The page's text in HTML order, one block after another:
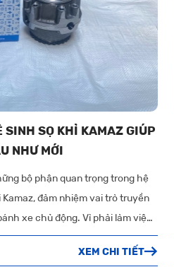
SINH SỌ KHỈ KAMAZ GIÚP
NHƯ MỚI
bộ phận quan trọng trong hệ
đảm nhiệm vai trò truyền
xe chủ động. Vì phải làm việc
bộ phận này dễ bị hao mòn
và vệ sinh đúng cách.
XEM CHI TIẾT